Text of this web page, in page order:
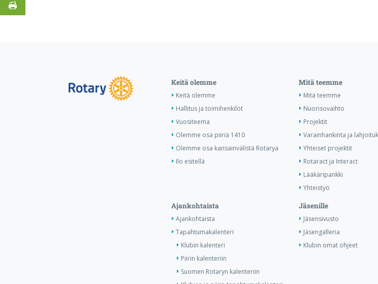
Keitä olemme
Keitä olemme
Hallitus ja toimihenkilöt
Vuositeema
Olemme osa piiriä 1410
Olemme osa kansainvälistä Rotarya
Ilo esitellä
Mitä teemme
Mitä teemme
Nuorisovaihto
Projektit
Varainhankinta ja
Yhteiset projektit
Rotaract ja Interact
Lääkäripankki
Yhteistyö
Ajankohtaista
Ajankohtaista
Tapahtumakalenteri
Klubin kalenteri
Piirin kalenteriin
Suomen Rotaryn kalenteriin
Jäsenille
Jäsensivusto
Jäsengalleria
Klubin omat ohjeet